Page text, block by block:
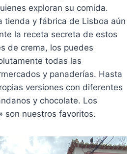
exploran su comida.
tienda y fábrica de Lisboa aún
la receta secreta de estos
de crema, los puedes
todas las
y panaderías. Hasta
versiones con diferentes
y chocolate. Los
son nuestros favoritos.